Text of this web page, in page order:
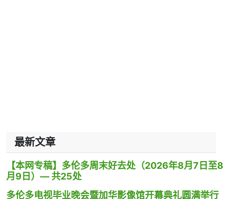
最新文章
【本网专稿】多伦多周末好去处（2026年8月7日至8
月9日）— 共25处
多伦多电视毕业晚会暨加华影像馆开幕典礼圆满举行